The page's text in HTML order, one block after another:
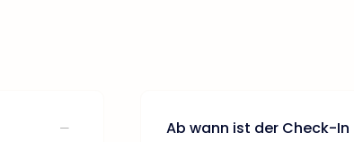
Ab wann ist der Check-